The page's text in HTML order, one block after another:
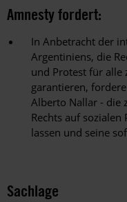
Amnesty fordert:
In Anbetracht der
Argentiniens, die
und Protest für alle
garantieren,
Alberto Nallar - die
Rechts auf
lassen und seine
Sachlage